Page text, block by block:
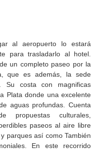
al aeropuerto lo estará
para trasladarlo al hotel.
un completo paseo por la
que es además, la sede
Su costa con magnificas
Plata donde una excelente
aguas profundas. Cuenta
culturales,
paseos al aire libre
parques así como También
En este recorrido